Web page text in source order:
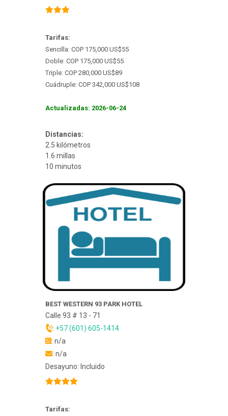
Tarifas:
Sencilla: COP 175,000 US$55
Doble: COP 175,000 US$55
Triple: COP 280,000 US$89
Cuádruple: COP 342,000 US$108
Actualizadas: 2026-06-24
Distancias:
2.5 kilómetros
1.6 millas
10 minutos
BEST WESTERN 93 PARK HOTEL
Calle 93 # 13 - 71
: +57 (601) 605-1414
: n/a
: n/a
Desayuno: Incluido
Tarifas: